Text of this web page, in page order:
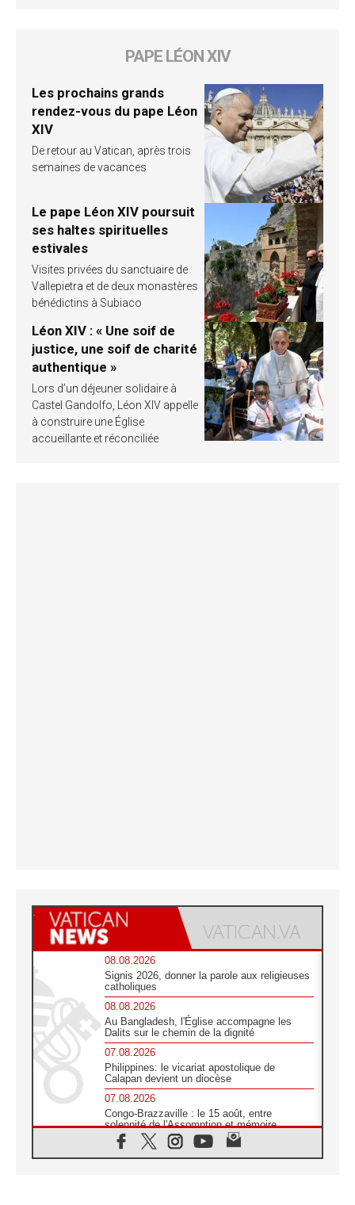
PAPE LÉON XIV
Les prochains grands
rendez-vous du pape Léon
XIV
De retour au Vatican, après trois
semaines de vacances
Le pape Léon XIV poursuit
ses haltes spirituelles
estivales
Visites privées du sanctuaire de
Vallepietra et de deux monastères
bénédictins à Subiaco
Léon XIV : « Une soif de
justice, une soif de charité
authentique »
Lors d’un déjeuner solidaire à
Castel Gandolfo, Léon XIV appelle
à construire une Église
accueillante et réconciliée
08.08.2026
Signis 2026, donner la parole aux religieuses
catholiques
08.08.2026
Au Bangladesh, l'Église accompagne les
Dalits sur le chemin de la dignité
07.08.2026
Philippines: le vicariat apostolique de
Calapan devient un diocèse
07.08.2026
Congo-Brazzaville : le 15 août, entre
solennité de l'Assomption et mémoire
nationale
07.08.2026